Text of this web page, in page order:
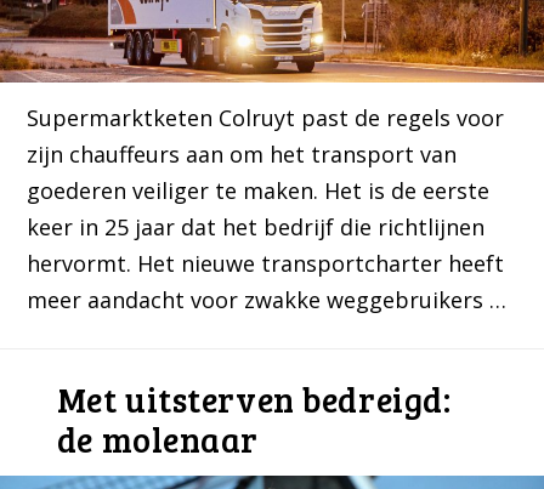
Supermarktketen Colruyt past de regels voor
zijn chauffeurs aan om het transport van
goederen veiliger te maken. Het is de eerste
keer in 25 jaar dat het bedrijf die richtlijnen
hervormt. Het nieuwe transportcharter heeft
meer aandacht voor zwakke weggebruikers …
Met uitsterven bedreigd:
de molenaar